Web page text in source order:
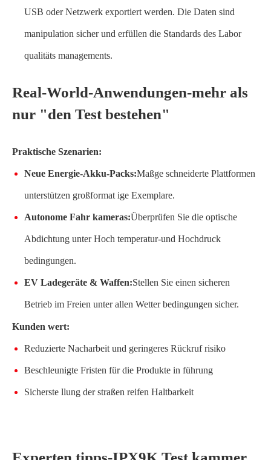
USB oder Netzwerk exportiert werden. Die Daten sind
manipulation sicher und erfüllen die Standards des Labor
qualitäts managements.
Real-World-Anwendungen-mehr als
nur "den Test bestehen"
Praktische Szenarien:
Neue Energie-Akku-Packs:Maßge schneiderte Plattformen
unterstützen großformat ige Exemplare.
Autonome Fahr kameras:Überprüfen Sie die optische
Abdichtung unter Hoch temperatur-und Hochdruck
bedingungen.
EV Ladegeräte & Waffen:Stellen Sie einen sicheren
Betrieb im Freien unter allen Wetter bedingungen sicher.
Kunden wert:
Reduzierte Nacharbeit und geringeres Rückruf risiko
Beschleunigte Fristen für die Produkte in führung
Sicherste llung der straßen reifen Haltbarkeit